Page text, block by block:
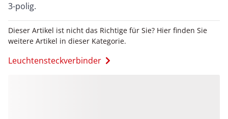
3-polig.
Dieser Artikel ist nicht das Richtige für Sie? Hier finden Sie
weitere Artikel in dieser Kategorie.
Leuchtensteckverbinder